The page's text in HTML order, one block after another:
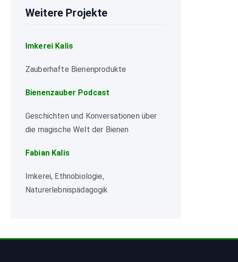
Weitere Projekte
Imkerei Kalis
Zauberhafte Bienenprodukte
Bienenzauber Podcast
Geschichten und Konversationen über
die magische Welt der Bienen
Fabian Kalis
Imkerei, Ethnobiologie,
Naturerlebnispädagogik